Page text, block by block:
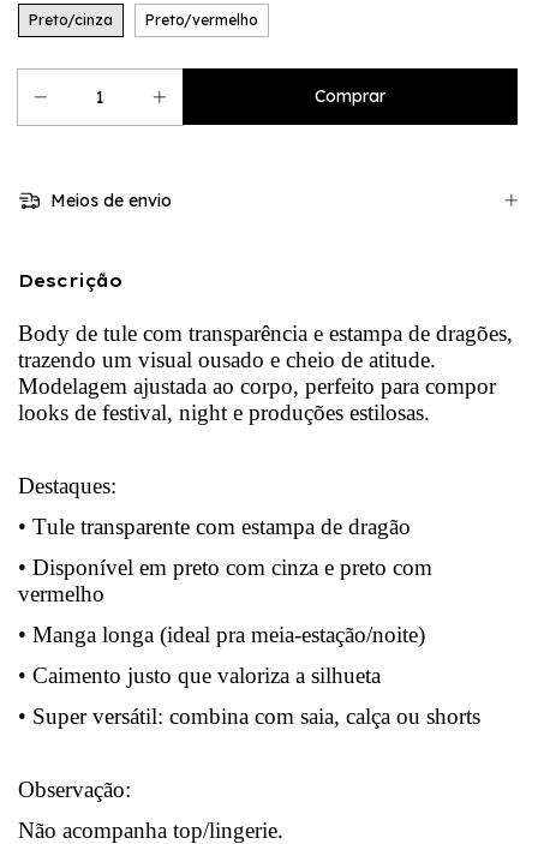
Preto/cinza Preto/vermelho
Meios de envio
Descrição
Body de tule com transparência e estampa de dragões,
trazendo um visual ousado e cheio de atitude.
Modelagem ajustada ao corpo, perfeito para compor
looks de festival, night e produções estilosas.
Destaques:
• Tule transparente com estampa de dragão
• Disponível em preto com cinza e preto com
vermelho
• Manga longa (ideal pra meia-estação/noite)
• Caimento justo que valoriza a silhueta
• Super versátil: combina com saia, calça ou shorts
Observação:
Não acompanha top/lingerie.